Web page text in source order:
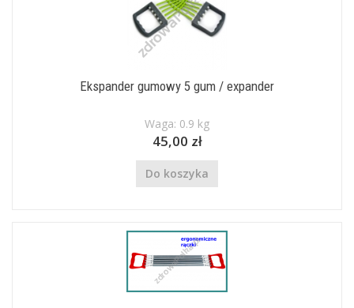
Ekspander gumowy 5 gum / expander
Waga: 0.9 kg
45,00 zł
Do koszyka